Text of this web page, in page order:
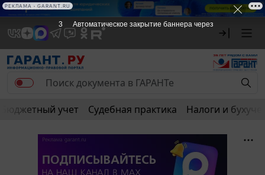
Бюджетный учет Судебная практика Налоги и
3 Автоматическое закрытие баннера через
РЕКЛАМА • GARANT.RU